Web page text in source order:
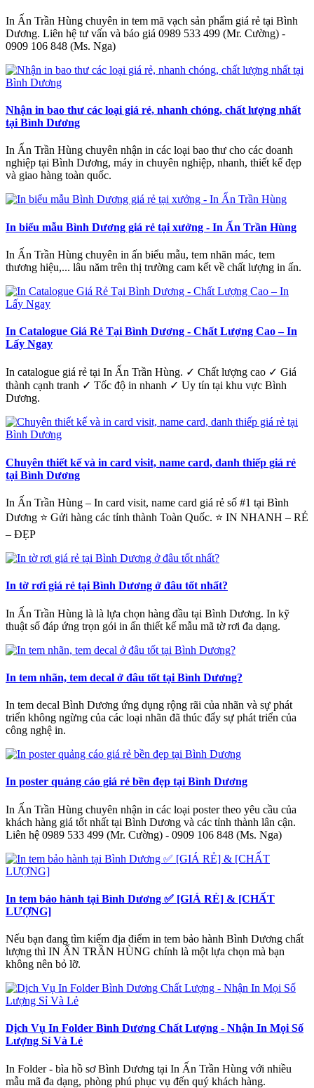
In Ấn Trần Hùng chuyên in tem mã vạch sản phẩm giá rẻ tại Bình
Dương. Liên hệ tư vấn và báo giá 0989 533 499 (Mr. Cường) -
0909 106 848 (Ms. Nga)
Nhận in bao thư các loại giá rẻ, nhanh chóng, chất lượng nhất
tại Bình Dương
In Ấn Trần Hùng chuyên nhận in các loại bao thư cho các doanh
nghiệp tại Bình Dương, máy in chuyên nghiệp, nhanh, thiết kế đẹp
và giao hàng toàn quốc.
In biểu mẫu Bình Dương giá rẻ tại xưởng - In Ấn Trần Hùng
In Ấn Trần Hùng chuyên in ấn biểu mẫu, tem nhãn mác, tem
thương hiệu,... lâu năm trên thị trường cam kết về chất lượng in ấn.
In Catalogue Giá Rẻ Tại Bình Dương - Chất Lượng Cao – In
Lấy Ngay
In catalogue giá rẻ tại In Ấn Trần Hùng. ✓ Chất lượng cao ✓ Giá
thành cạnh tranh ✓ Tốc độ in nhanh ✓ Uy tín tại khu vực Bình
Dương.
Chuyên thiết kế và in card visit, name card, danh thiếp giá rẻ
tại Bình Dương
In Ấn Trần Hùng – In card visit, name card giá rẻ số #1 tại Bình
Dương ⭐ Gửi hàng các tỉnh thành Toàn Quốc. ⭐ IN NHANH – RẺ
– ĐẸP
In tờ rơi giá rẻ tại Bình Dương ở đâu tốt nhất?
In Ấn Trần Hùng là là lựa chọn hàng đầu tại Bình Dương. In kỹ
thuật số đáp ứng trọn gói in ấn thiết kế mẫu mã tờ rơi đa dạng.
In tem nhãn, tem decal ở đâu tốt tại Bình Dương?
In tem decal Bình Dương ứng dụng rộng rãi của nhãn và sự phát
triển không ngừng của các loại nhãn đã thúc đẩy sự phát triển của
công nghệ in.
In poster quảng cáo giá rẻ bền đẹp tại Bình Dương
In Ấn Trần Hùng chuyên nhận in các loại poster theo yêu cầu của
khách hàng giá tốt nhất tại Bình Dương và các tỉnh thành lân cận.
Liên hệ 0989 533 499 (Mr. Cường) - 0909 106 848 (Ms. Nga)
In tem bảo hành tại Bình Dương ✅ [GIÁ RẺ] & [CHẤT
LƯỢNG]
Nếu bạn đang tìm kiếm địa điểm in tem bảo hành Bình Dương chất
lượng thì IN ẤN TRẦN HÙNG chính là một lựa chọn mà bạn
không nên bỏ lỡ.
Dịch Vụ In Folder Bình Dương Chất Lượng - Nhận In Mọi Số
Lượng Sỉ Và Lẻ
In Folder - bìa hồ sơ Bình Dương tại In Ấn Trần Hùng với nhiều
mẫu mã đa dạng, phòng phú phục vụ đến quý khách hàng.